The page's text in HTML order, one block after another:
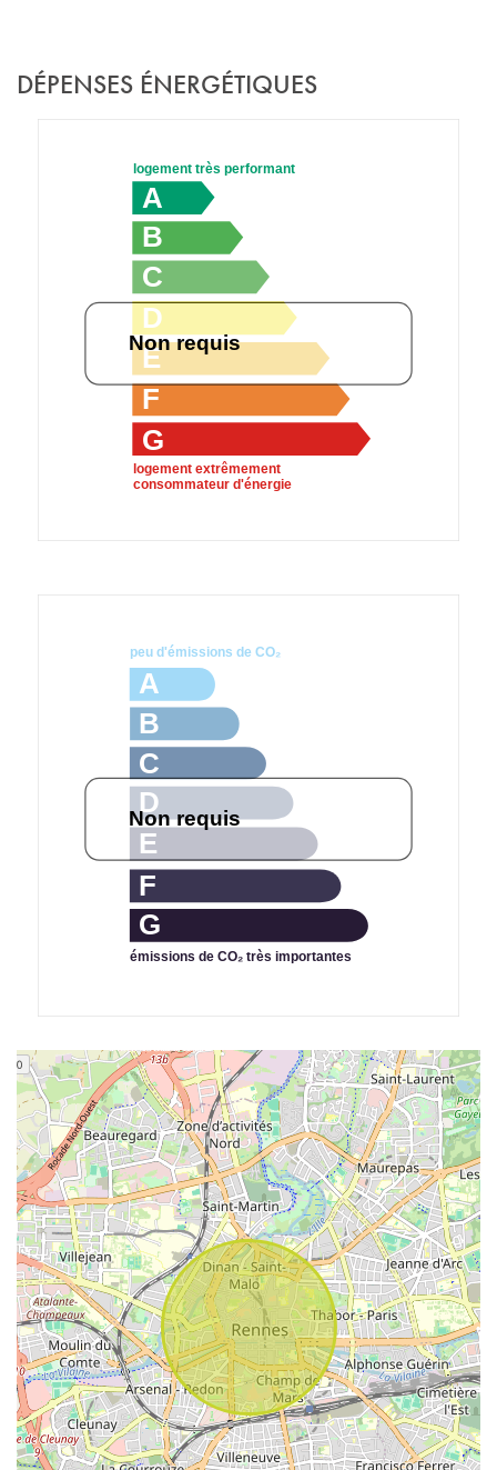
DÉPENSES ÉNERGÉTIQUES
A
B
C
D
E
F
G
logement très performant
logement extrêmement
consommateur d'énergie
Non requis
A
B
C
D
E
F
G
émissions de CO₂ très importantes
peu d'émissions de CO₂
Non requis